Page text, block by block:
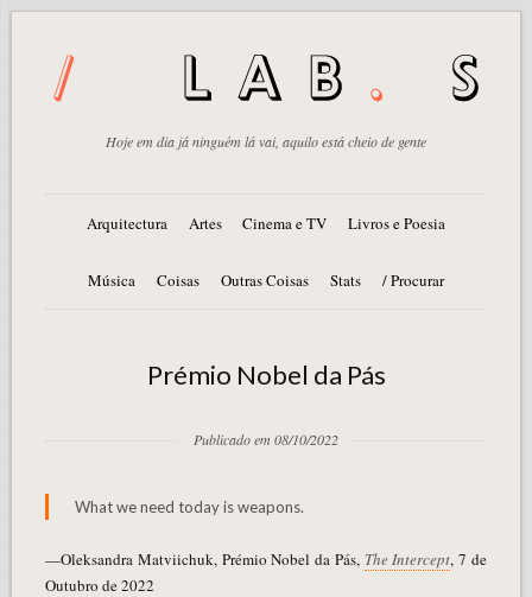
Hoje em dia já ninguém lá vai, aquilo está cheio de gente
Arquitectura Artes Cinema e TV Livros e Poesia
Música Coisas Outras Coisas Stats / Procurar
Prémio Nobel da Pás
Publicado em 08/10/2022
What we need today is weapons.
—Oleksandra Matviichuk, Prémio Nobel da Pás, The Intercept, 7 de
Outubro de 2022